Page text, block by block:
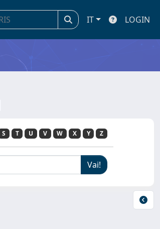
IT LOGIN
S T U V W X Y Z